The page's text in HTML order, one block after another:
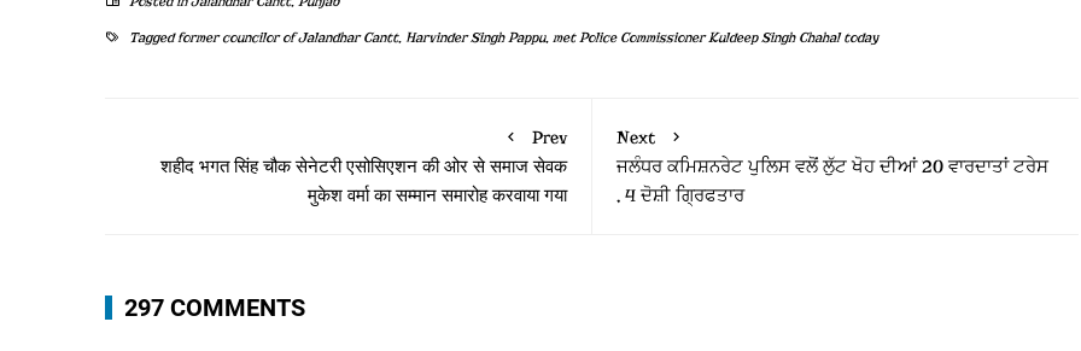
Taggedformer councilor of Jalandhar Cantt, Harvinder Singh Pappu, met Police Commissioner Kuldeep Singh Chahal today
Prev
शहीद भगत सिंह चौक सेनेटरी एसोसिएशन की ओर से समाज सेवक
मुकेश वर्मा का सम्मान समारोह करवाया गया
Next
ਜਲੰਧਰ ਕਮਿਸ਼ਨਰੇਟ ਪੁਲਿਸ ਵਲੋਂ ਲੁੱਟ ਖੋਹ ਦੀਆਂ 20 ਵਾਰਦਾਤਾਂ ਟਰੇਸ
, 4 ਦੋਸ਼ੀ ਗ੍ਰਿਫਤਾਰ
297 COMMENTS